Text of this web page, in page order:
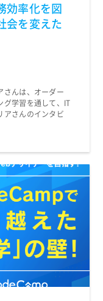
効率化を図
会を変えた
さんは、オーダー
グ学習を通して、IT
アさんのインタビ